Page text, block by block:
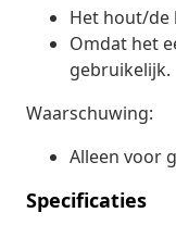
Het hout/de
Omdat het
gebruikelijk.
Waarschuwing:
Alleen voor
Specificaties